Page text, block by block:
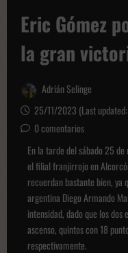
Eric Gómez
la gran
Adrián Selinge
25/11/2023 (Last
0 comentarios
En la tarde del sábado 25
el filial franjirrojo en
recuerdan bastante bien, ya
argentina Diego Armando
intensidad, dado que los dos
ascenso, quintos con 18
respectivamente.